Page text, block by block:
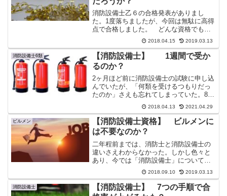
消防設備士乙６の合格発表がありまし
た。1度落ちましたが、今回は無駄に高得
点で合格しました。 どんな資格でも、
ないよりはあったほうがいい。消防設備
士の資格もどこかで何かの役に立つかも
しれません。
2018.04.15 2019.03.13
消防設備士6類
【消防設備士】 1週間で受か
るのか？
2ヶ月ほど前に消防設備士の試験に申し込
んでいたが、「何類を受けるつもりだっ
たのか」さえも忘れてしまっていた。8日
前から勉強を始めてみたが・・・
2018.04.13 2021.04.29
ビルメン
【消防設備士資格】 ビルメンに
は不要なのか？
二年程前までは、消防士と消防設備士の
違いさえわからなかった。しかし色々と
あり、今では「消防設備士」についてソ
コソコ詳しくなりました。消防や防火機
器はいたるところにあります。そして消
防や防火や防災と名のつく資格も色々あ
ります。というわけで（？...
2018.09.10 2019.03.13
消防設備士
【消防設備士】 7つの手順で合